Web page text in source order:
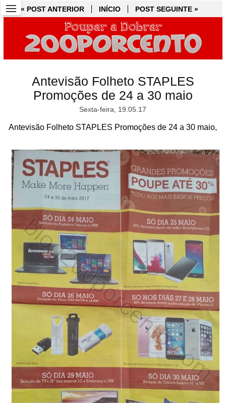
« POST ANTERIOR INÍCIO POST SEGUINTE »
Antevisão Folheto STAPLES
Promoções de 24 a 30 maio
Sexta-feira, 19.05.17
Antevisão Folheto STAPLES Promoções de 24 a 30 maio,
« POST ANTERIOR INÍCIO POST SEGUINTE »